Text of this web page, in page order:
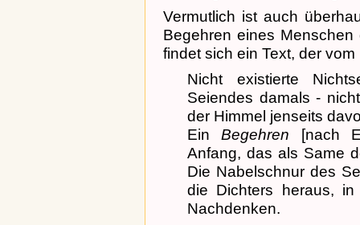
Vermutlich ist auch
Begehren eines
findet sich ein Text, der
Nicht existierte
Seiendes damals -
der Himmel jenseits
EinBegehren [nach
Anfang, das als Same
Die Nabelschnur des
die Dichters heraus,
Nachdenken.